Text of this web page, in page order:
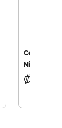
Control
Nintendo
₡